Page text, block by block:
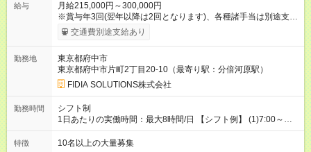
給与
月給215,000円～300,000円
※賞与年3回(翌年以降は2回となります)、各種諸手当は別途支
給！ ※能力・スキルを考慮し、ご相談の上で決定します。 【試
用期間】試用期間なし
交通費別途支給あり
勤務地
東京都府中市
東京都府中市片町2丁目20-10（最寄り駅：分倍河原駅）
FIDIA SOLUTIONS株式会社
勤務時間
シフト制
1日あたりの実働時間：最大8時間/日 【シフト例】 (1)7:00～
16:00 (2)8:00～17:00 (3)13:00～22:00 (4)14:00～23:00
(5)22:00～7:00 (6)23:00～8:00
特徴 10名以上の大量募集